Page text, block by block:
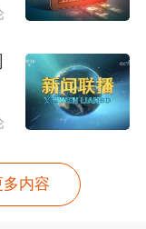
多内容